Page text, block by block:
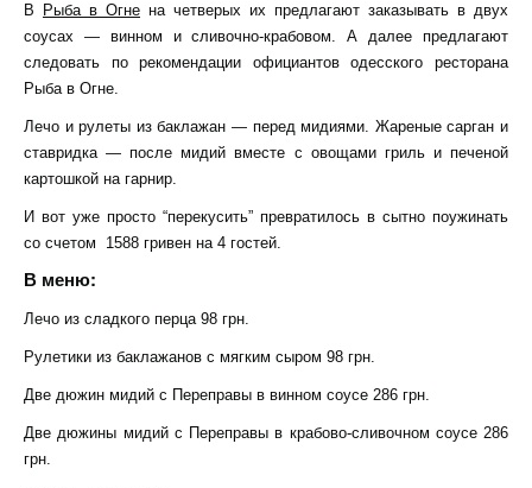
В
Рыба в Огне на четверых их предлагают заказывать в двух
соусах — винном и сливочно-крабовом. А далее предлагают
следовать по рекомендации официантов одесского ресторана
Рыба в Огне.
Лечо и рулеты из баклажан — перед мидиями. Жареные сарган и
ставридка — после мидий вместе с овощами гриль и печеной
картошкой на гарнир.
И вот уже просто “перекусить” превратилось в сытно поужинать
со счетом 1588 гривен на 4 гостей.
В меню:
Лечо из сладкого перца 98 грн.
Рулетики из баклажанов с мягким сыром 98 грн.
Две дюжин мидий с Переправы в винном соусе 286 грн.
Две дюжины мидий с Переправы в крабово-сливочном соусе 286
грн.